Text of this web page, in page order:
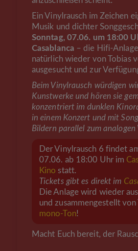
Ein Vinylrausch im Zeichen
Musik und dichter
Sonntag, 07.06. um 18:00
Casablanca – die Hifi-
natürlich wieder von Tobias
ausgesucht und zur
Beim Vinylrausch würdigen
Kunstwerke und hören sie
konzentriert im dunklen
in einem Konzert und mit
Bildern parallel zum analogen
Der Vinylrausch 6 findet
07.06. ab 18:00 Uhr im
Kino statt.
Tickets gibt es direkt im
Die Anlage wird wieder
und zusammengestellt von
mono-Ton!
Macht Euch bereit, der